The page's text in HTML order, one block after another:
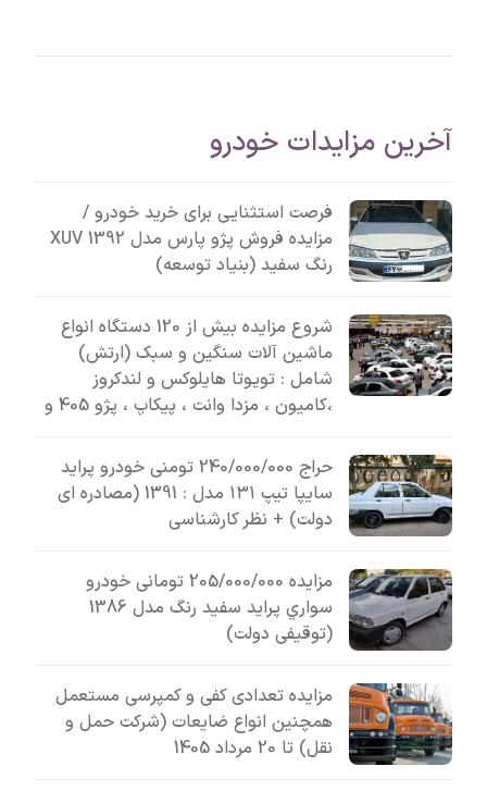
آخرین مزایدات خودرو
فرصت استثنایی برای خرید خودرو /
مزایده فروش پژو پارس مدل 1392 XUV
رنگ سفید (بنیاد توسعه)
شروع مزایده بیش از 120 دستگاه انواع
ماشین آلات سنگین و سبک (ارتش)
شامل : تویوتا هایلوکس و لندکروز
،کامیون ، مزدا وانت ، پیکاپ ، پژو 405 و
حراج 240/000/000 تومنی خودرو پراید
سایپا تیپ ۱۳۱ مدل : 1391 (مصادره ای
دولت) + نظر کارشناسی
مزایده 205/000/000 تومانی خودرو
سواري پرايد سفيد رنگ مدل 1386
(توقیفی دولت)
مزایده تعدادی کفی و کمپرسی مستعمل
همچنین انواع ضایعات (شرکت حمل و
نقل) تا 20 مرداد 1405